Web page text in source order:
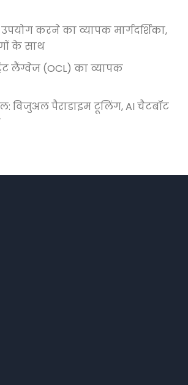
उपयोग करने का व्यापक मार्गदर्शिका,
के साथ
लैंग्वेज (OCL) का व्यापक
विजुअल पैराडाइम टूलिंग, AI चैटबॉट